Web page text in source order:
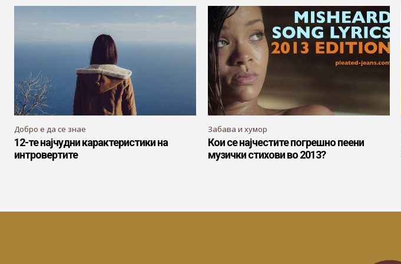
Добро е да се знае
12-те најчудни карактеристики на
интровертите
Забава и хумор
Кои се најчестите погрешно пеени
музички стихови во 2013?